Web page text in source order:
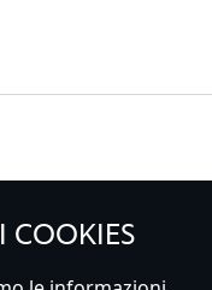
COOKIES